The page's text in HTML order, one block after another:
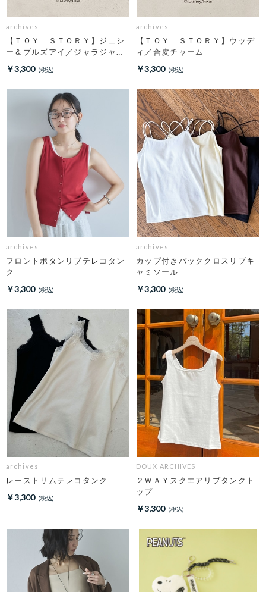
archives
【ＴＯＹ ＳＴＯＲＹ】ジェシ
ー＆ブルズアイ／ジャラジャラ
チャーム
￥3,300
archives
【ＴＯＹ ＳＴＯＲＹ】ウッデ
ィ／合皮チャーム
￥3,300
archives
フロントボタンリブテレコタン
ク
￥3,300
archives
カップ付きバッククロスリブキ
ャミソール
￥3,300
archives
レーストリムテレコタンク
￥3,300
DOUX ARCHIVES
２ＷＡＹスクエアリブタンクト
ップ
￥3,300